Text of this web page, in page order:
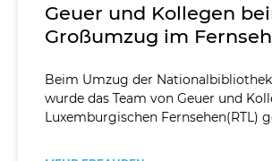
Geuer und Kollegen
Großumzug im
Beim Umzug der
wurde das Team von Geuer und
Luxemburgischen Fernsehen(RTL)